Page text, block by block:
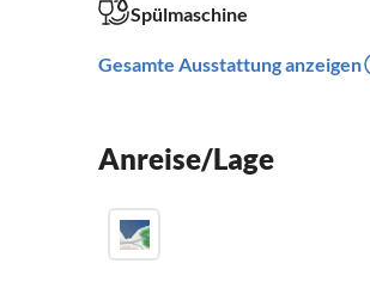
Spülmaschine
Gesamte Ausstattung anzeigen
Anreise/Lage